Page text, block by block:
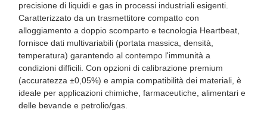
precisione di liquidi e gas in processi industriali esigenti.
Caratterizzato da un trasmettitore compatto con
alloggiamento a doppio scomparto e tecnologia Heartbeat,
fornisce dati multivariabili (portata massica, densità,
temperatura) garantendo al contempo l'immunità a
condizioni difficili. Con opzioni di calibrazione premium
(accuratezza ±0,05%) e ampia compatibilità dei materiali, è
ideale per applicazioni chimiche, farmaceutiche, alimentari e
delle bevande e petrolio/gas.